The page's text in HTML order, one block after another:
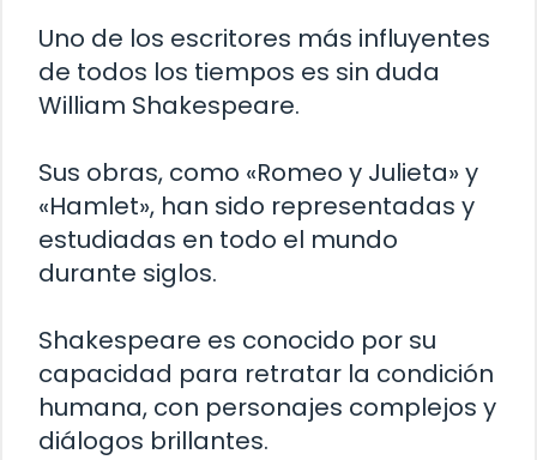
Uno de los escritores más influyentes
de todos los tiempos es sin duda
William Shakespeare.
Sus obras, como «Romeo y Julieta» y
«Hamlet», han sido representadas y
estudiadas en todo el mundo
durante siglos.
Shakespeare es conocido por su
capacidad para retratar la condición
humana, con personajes complejos y
diálogos brillantes.